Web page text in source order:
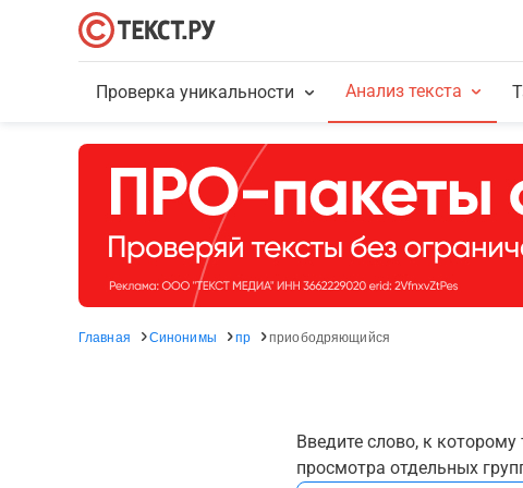
Проверка уникальности Анализ текста
Главная Синонимы пр приободряющийся
Введите слово, к
просмотра отдельных